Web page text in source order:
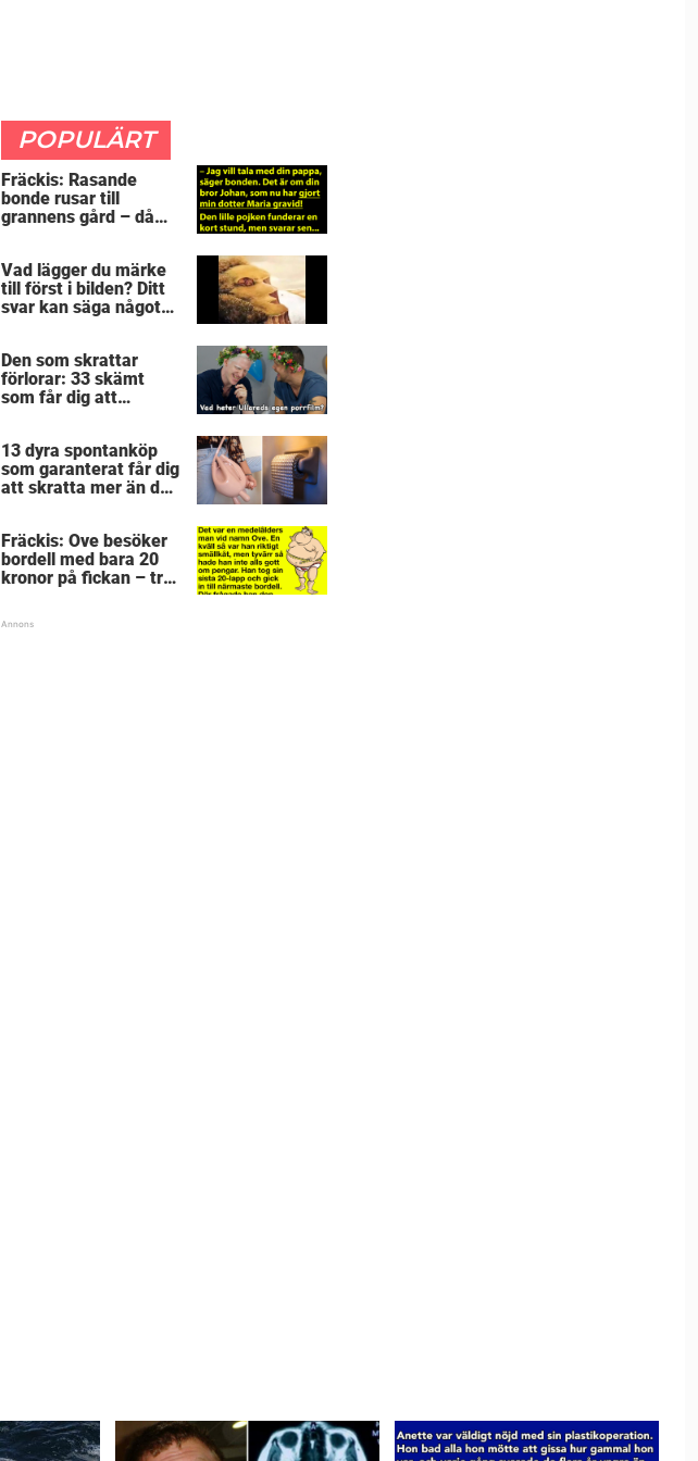
POPULÄRT
Fräckis: Rasande
bonde rusar till
grannens gård – då
mållös
Vad lägger du märke
till först i bilden? Ditt
svar kan säga något
Den som skrattar
förlorar: 33 skämt
som får dig att
13 dyra spontanköp
som garanterat får dig
att skratta mer än du
Fräckis: Ove besöker
bordell med bara 20
kronor på fickan – tre